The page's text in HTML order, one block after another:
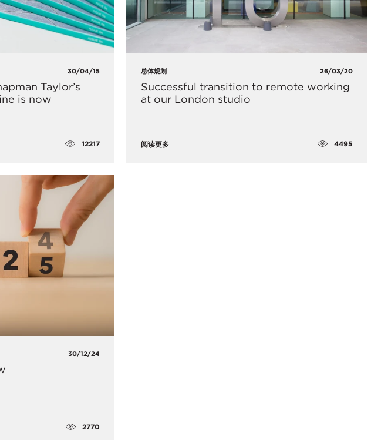
30/04/15
Taylor’s
is now
12217
总体规划 26/03/20
​Successful transition to remote working
at our London studio
阅读更多 4495
30/12/24
2770